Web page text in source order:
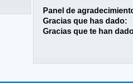
Panel de
Gracias que has dado:
Gracias que te han